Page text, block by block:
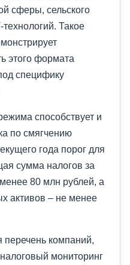
сферы, сельского
Такое
этого формата
специфику
способствует и
по смягчению
года порог для
сумма налогов за
80 млн рублей, а
активов – не менее
компаний,
мониторинг